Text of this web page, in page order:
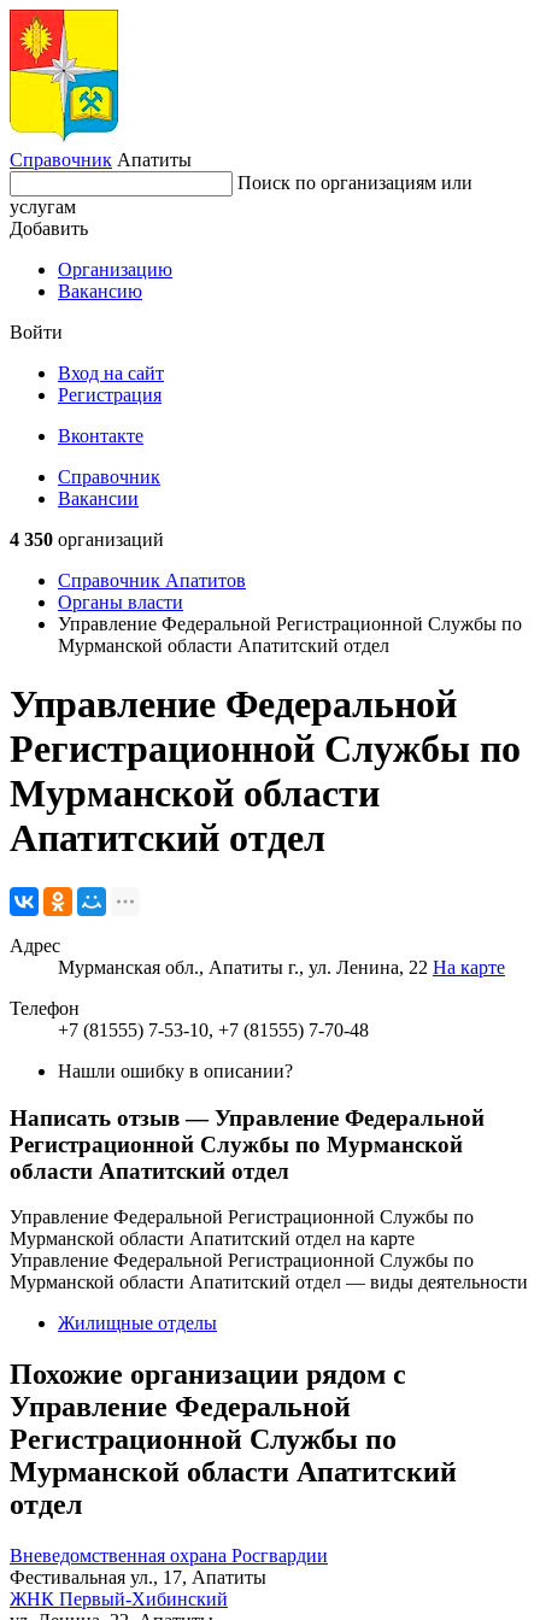
Справочник Апатиты
Поиск по организациям или
услугам
Добавить
Организацию
Вакансию
Войти
Вход на сайт
Регистрация
Вконтакте
Справочник
Вакансии
4 350 организаций
Справочник Апатитов
Органы власти
Управление Федеральной Регистрационной Службы по
Мурманской области Апатитский отдел
Управление Федеральной
Регистрационной Службы по
Мурманской области
Апатитский отдел
Адрес
Мурманская обл., Апатиты г., ул. Ленина, 22 На карте
Телефон
+7 (81555) 7-53-10, +7 (81555) 7-70-48
Нашли ошибку в описании?
Написать отзыв— Управление Федеральной
Регистрационной Службы по Мурманской
области Апатитский отдел
Управление Федеральной Регистрационной Службы по
Мурманской области Апатитский отдел на карте
Управление Федеральной Регистрационной Службы по
Мурманской области Апатитский отдел — виды деятельности
Жилищные отделы
Похожие организации рядом с
Управление Федеральной
Регистрационной Службы по
Мурманской области Апатитский
отдел
Вневедомственная охрана Росгвардии
Фестивальная ул., 17, Апатиты
ЖНК Первый-Хибинский